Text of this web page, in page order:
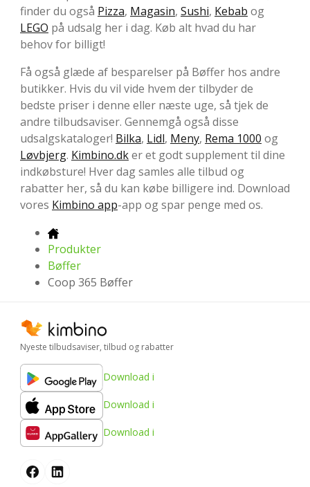
finder du også Pizza, Magasin, Sushi, Kebab og
LEGO på udsalg her i dag. Køb alt hvad du har
behov for billigt!
Få også glæde af besparelser på Bøffer hos andre
butikker. Hvis du vil vide hvem der tilbyder de
bedste priser i denne eller næste uge, så tjek de
andre tilbudsaviser. Gennemgå også disse
udsalgskataloger! Bilka, Lidl, Meny, Rema 1000 og
Løvbjerg. Kimbino.dker et godt supplement til dine
indkøbsture! Hver dag samles alle tilbud og
rabatter her, så du kan købe billigere ind. Download
vores Kimbino app-app og spar penge med os.
Produkter
Bøffer
Coop 365 Bøffer
Nyeste tilbudsaviser, tilbud og rabatter
Download i
Download i
Download i